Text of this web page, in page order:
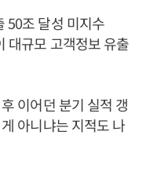
50조 달성 미지수
대규모 고객정보 유출
이어던 분기 실적 갱
아니냐는 지적도 나